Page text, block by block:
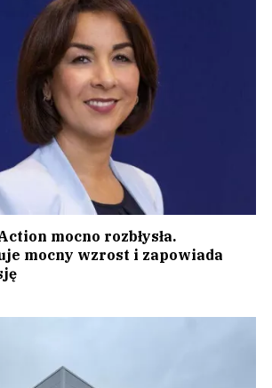
mocno rozbłysła.
mocny wzrost i zapowiada